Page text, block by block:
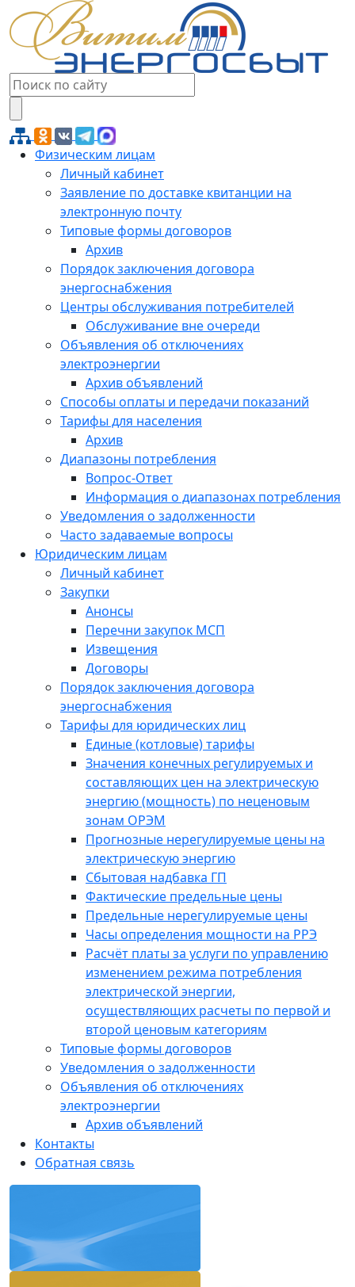
Физическим лицам
Личный кабинет
Заявление по доставке квитанции на
электронную почту
Типовые формы договоров
Архив
Порядок заключения договора
энергоснабжения
Центры обслуживания потребителей
Обслуживание вне очереди
Объявления об отключениях
электроэнергии
Архив объявлений
Способы оплаты и передачи показаний
Тарифы для населения
Архив
Диапазоны потребления
Вопрос-Ответ
Информация о диапазонах потребления
Уведомления о задолженности
Часто задаваемые вопросы
Юридическим лицам
Личный кабинет
Закупки
Анонсы
Перечни закупок МСП
Извещения
Договоры
Порядок заключения договора
энергоснабжения
Тарифы для юридических лиц
Единые (котловые) тарифы
Значения конечных регулируемых и
составляющих цен на электрическую
энергию (мощность) по неценовым
зонам ОРЭМ
Прогнозные нерегулируемые цены на
электрическую энергию
Сбытовая надбавка ГП
Фактические предельные цены
Предельные нерегулируемые цены
Часы определения мощности на РРЭ
Расчёт платы за услуги по управлению
изменением режима потребления
электрической энергии,
осуществляющих расчеты по первой и
второй ценовым категориям
Типовые формы договоров
Уведомления о задолженности
Объявления об отключениях
электроэнергии
Архив объявлений
Контакты
Обратная связь